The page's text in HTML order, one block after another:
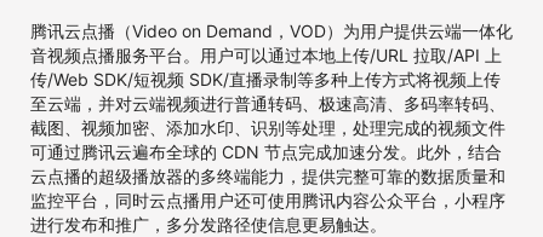
腾讯云点播（Video on Demand，VOD）为用户提供云端一体化
音视频点播服务平台。用户可以通过本地上传/URL 拉取/API 上
传/Web SDK/短视频 SDK/直播录制等多种上传方式将视频上传
至云端，并对云端视频进行普通转码、极速高清、多码率转码、
截图、视频加密、添加水印、识别等处理，处理完成的视频文件
可通过腾讯云遍布全球的 CDN 节点完成加速分发。此外，结合
云点播的超级播放器的多终端能力，提供完整可靠的数据质量和
监控平台，同时云点播用户还可使用腾讯内容公众平台，小程序
进行发布和推广，多分发路径使信息更易触达。